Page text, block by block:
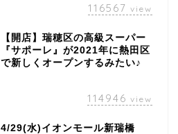
116567 view
【開店】瑞穂区の高級スーパー
『サポーレ』が2021年に熱田区
で新しくオープンするみたい♪
114946 view
4/29(水)イオンモール新瑞橋